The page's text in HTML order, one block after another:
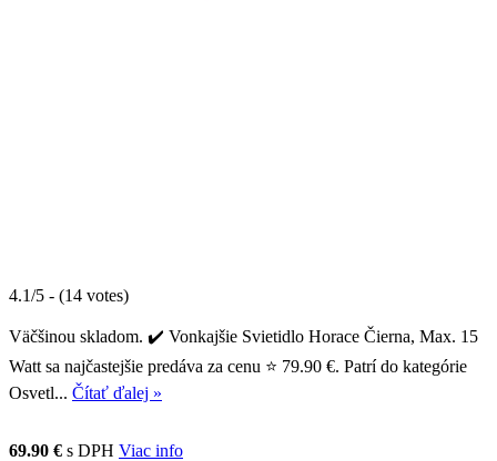
4.1/5 - (14 votes)
Väčšinou skladom. ✔️ Vonkajšie Svietidlo Horace Čierna, Max. 15
Watt sa najčastejšie predáva za cenu ⭐ 79.90 €. Patrí do kategórie
Osvetl... Čítať ďalej »
69.90 € s DPH Viac info